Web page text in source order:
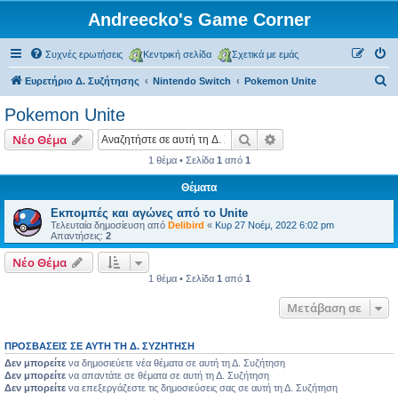
Andreecko's Game Corner
Συχνές ερωτήσεις Κεντρική σελίδα Σχετικά με εμάς
Ευρετήριο Δ. Συζήτησης Nintendo Switch Pokemon Unite
η
Pokemon Unite
Νέο Θέμα Αναζήτηση
1 θέμα • Σελίδα 1 από 1
Θέματα
Εκπομπές και αγώνες από το Unite
Τελευταία δημοσίευση από Delibird « Κυρ 27 Νοέμ, 2022 6:02 pm
Απαντήσεις: 2
Νέο Θέμα
1 θέμα • Σελίδα 1 από 1
Μετάβαση σε
ΠΡΟΣΒΆΣΕΙΣ ΣΕ ΑΥΤΉ ΤΗ Δ. ΣΥΖΉΤΗΣΗ
Δεν μπορείτε να δημοσιεύετε νέα θέματα σε αυτή τη Δ. Συζήτηση
Δεν μπορείτε να απαντάτε σε θέματα σε αυτή τη Δ. Συζήτηση
Δεν μπορείτε να επεξεργάζεστε τις δημοσιεύσεις σας σε αυτή τη Δ. Συζήτηση